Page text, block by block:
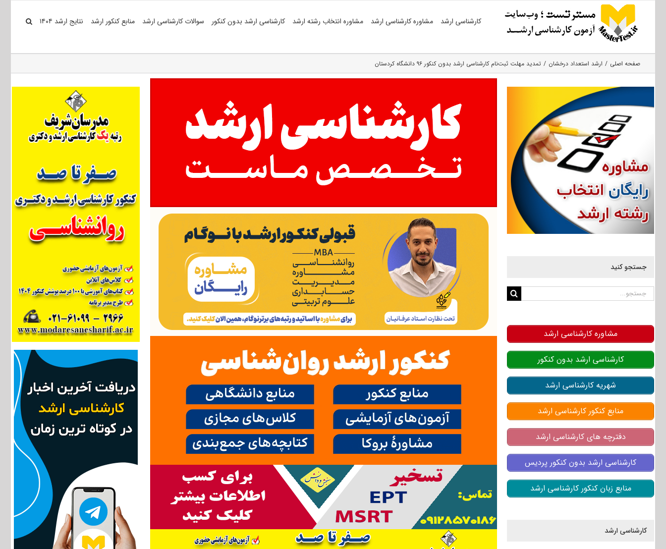
کارشناسی ارشد مشاوره کارشناسی ارشد مشاوره انتخاب رشته ارشد کارشناسی ارشد بدون کنکور سوالات کارشناسی ارشد منابع کنکور ارشد نتایج ارشد ۱۴۰۴
صفحه اصلی ارشد استعداد درخشان تمدید مهلت ثبت‌‌نام کارشناسی ارشد بدون کنکور ۹۶ دانشگاه کردستان
جستجو کنید
جستجو
مشاوره کارشناسی ارشد
کارشناسی ارشد بدون کنکور
شهریه کارشناسی ارشد
منابع کنکور کارشناسی ارشد
دفترچه های کارشناسی ارشد
کارشناسی ارشد بدون کنکور پردیس
منابع زبان کنکور کارشناسی ارشد
کارشناسی ارشد